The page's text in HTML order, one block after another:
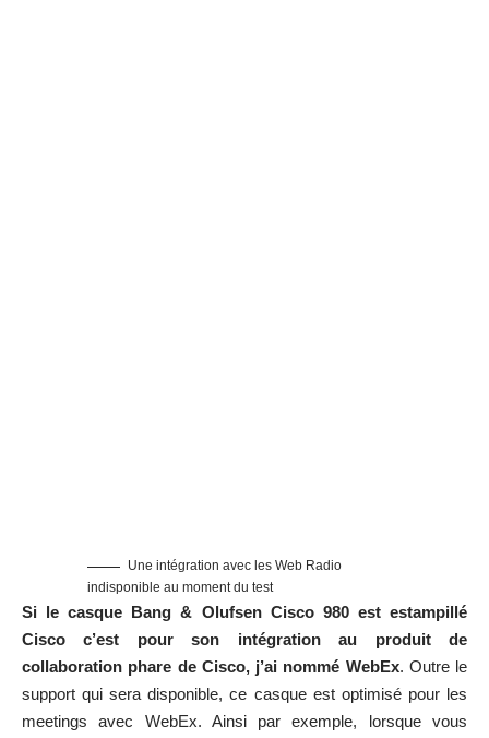
Une intégration avec les Web Radio
indisponible au moment du test
Si le casque Bang & Olufsen Cisco 980 est estampillé
Cisco c’est pour son intégration au produit de
collaboration phare de Cisco, j’ai nommé WebEx. Outre le
support qui sera disponible, ce casque est optimisé pour les
meetings avec WebEx. Ainsi par exemple, lorsque vous